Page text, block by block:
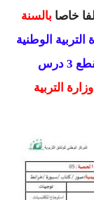
متوسط
خاصا بالسنة
الوطنية
للسنة الخامسة ابتدائي في مادة التاريخ المقطع 3 درس
وزارة التربية